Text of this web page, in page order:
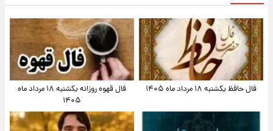
فال حافظ یکشنبه ۱۸ مرداد ماه ۱۴۰۵
فال قهوه روزانه یکشنبه ۱۸ مرداد ماه
۱۴۰۵